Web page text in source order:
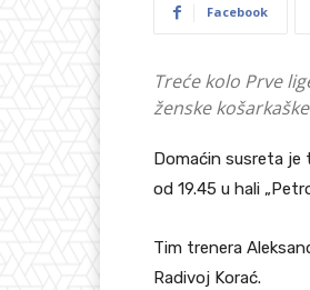
Facebook
Treće kolo Prve
ženske
Domaćin susreta je
od 19.45 u hali
Tim trenera
Radivoj Korać.